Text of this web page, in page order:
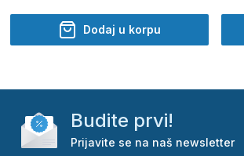
Dodaj u korpu
Budite prvi!
Prijavite se na naš newsletter